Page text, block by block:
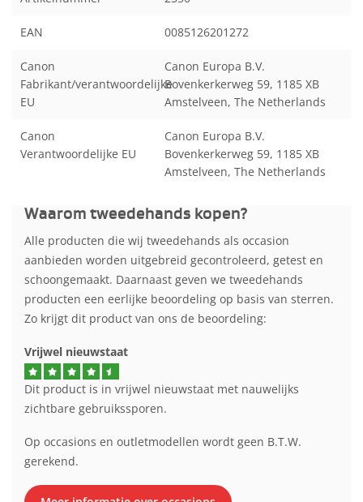
EAN 0085126201272
Canon
Fabrikant/verantwoordelijke
EU
Canon Europa B.V.
Bovenkerkerweg 59, 1185 XB
Amstelveen, The Netherlands
Canon
Verantwoordelijke EU
Canon Europa B.V.
Bovenkerkerweg 59, 1185 XB
Amstelveen, The Netherlands
Waarom tweedehands kopen?
Alle producten die wij tweedehands als occasion
aanbieden worden uitgebreid gecontroleerd, getest en
schoongemaakt. Daarnaast geven we tweedehands
producten een eerlijke beoordeling op basis van sterren.
Zo krijgt dit product van ons de beoordeling:
Vrijwel nieuwstaat
Dit product is in vrijwel nieuwstaat met nauwelijks
zichtbare gebruikssporen.
Op occasions en outletmodellen wordt geen B.T.W.
gerekend.